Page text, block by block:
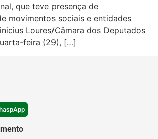
que teve presença de
movimentos sociais e entidades
Loures/Câmara dos Deputados
feira (29), […]